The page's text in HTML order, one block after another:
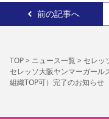
前の記事へ
TOP> ニュース一覧> セレッ
セレッソ大阪ヤンマーガー
組織TOP可）完了のお知らせ